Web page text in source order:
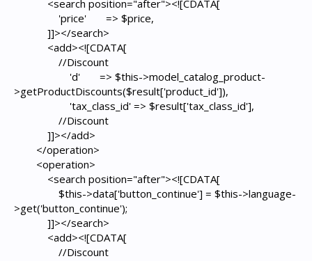
<search position="after"><![CDATA[
'price' => $price,
]]></search>
<add><![CDATA[
//Discount
'd' => $this->model_catalog_product-
>getProductDiscounts($result['product_id']),
'tax_class_id' => $result['tax_class_id'],
//Discount
]]></add>
</operation>
<operation>
<search position="after"><![CDATA[
$this->data['button_continue'] = $this->language-
>get('button_continue');
]]></search>
<add><![CDATA[
//Discount